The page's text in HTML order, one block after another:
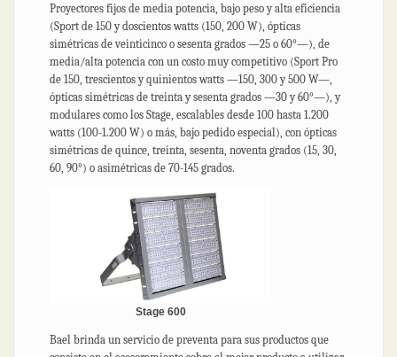
Proyectores fijos de media potencia, bajo peso y alta eficiencia
(Sport de 150 y doscientos watts (150, 200 W), ópticas
simétricas de veinticinco o sesenta grados —25 o 60°—), de
media/alta potencia con un costo muy competitivo (Sport Pro
de 150, trescientos y quinientos watts —150, 300 y 500 W—,
ópticas simétricas de treinta y sesenta grados —30 y 60°—), y
modulares como los Stage, escalables desde 100 hasta 1.200
watts (100-1.200 W) o más, bajo pedido especial), con ópticas
simétricas de quince, treinta, sesenta, noventa grados (15, 30,
60, 90°) o asimétricas de 70-145 grados.
Stage 600
Bael brinda un servicio de preventa para sus productos que